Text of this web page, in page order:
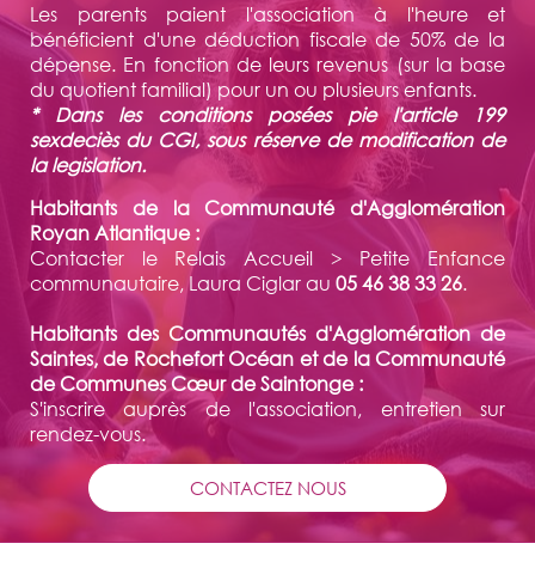
Les parents paient l'association à l'heure et
bénéficient d'une déduction fiscale de 50% de la
dépense. En fonction de leurs revenus (sur la base
du quotient familial) pour un ou plusieurs enfants.
* Dans les conditions posées pie l'article 199
sexdeciès du CGI, sous réserve de modification de
la legislation.
Habitants de la Communauté d'Agglomération
Royan Atlantique :
Contacter le Relais Accueil > Petite Enfance
communautaire, Laura Ciglar au 05 46 38 33 26.
Habitants des Communautés d'Agglomération de
Saintes, de Rochefort Océan et de la Communauté
de Communes Cœur de Saintonge :
S'inscrire auprès de l'association, entretien sur
rendez-vous.
CONTACTEZ NOUS